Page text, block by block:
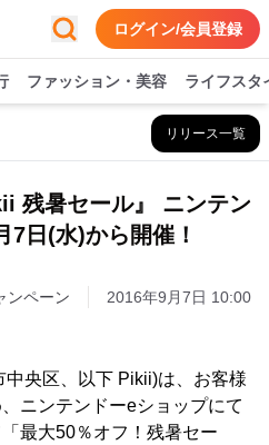
ログイン/会員登録
ファッション・美容 ライフスタ
リリース一覧
残暑セール』 ニンテン
7日(水)から開催！
ンペーン 2016年9月7日 10:00
央区、以下 Pikii)は、お客様
ニンテンドーeショップにて
最大50％オフ！残暑セー